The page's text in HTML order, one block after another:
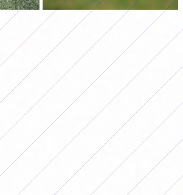
de Juveniles Femeninas 2026. (Fotos:
que Gimnasia tuvo esta fecha
de Cordoba entre Belgrano y
así como también el encuentro
de la fecha 2
Juveniles Femeninas